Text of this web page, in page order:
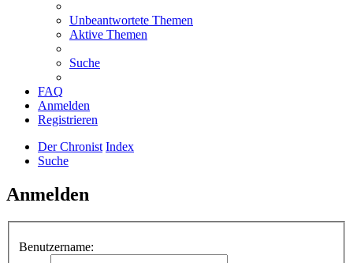
Unbeantwortete Themen
Aktive Themen
Suche
FAQ
Anmelden
Registrieren
Der Chronist Index
Suche
Anmelden
Benutzername: